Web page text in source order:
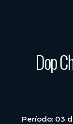
Dop
Período: 03